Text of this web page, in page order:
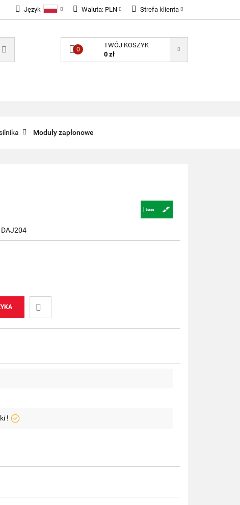
Język Waluta: PLN
EUR
GBP
Strefa klienta
Zarejestruj się
Dodaj zgłoszenie
0
TWÓJ KOSZYK
0 zł
Moduły zapłonowe
DAJ204
Do
!